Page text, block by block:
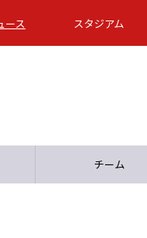
いちご
-
第16節
ース スタジアム
チーム